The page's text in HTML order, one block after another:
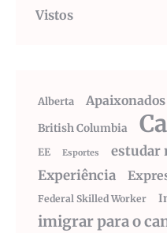
Vistos
Alberta
British Columbia
EE
Esportes estudar
Experiência
Federal Skilled Worker
imigrar para o